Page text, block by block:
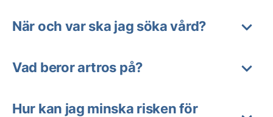
När och var ska jag söka vård?
Vad beror artros på?
Hur kan jag minska risken för